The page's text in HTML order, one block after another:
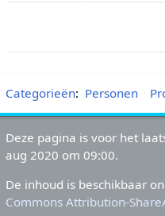
Categorieën: Personen
Deze pagina is voor het
aug 2020 om 09:00.
De inhoud is beschikbaar
Commons Attribution-